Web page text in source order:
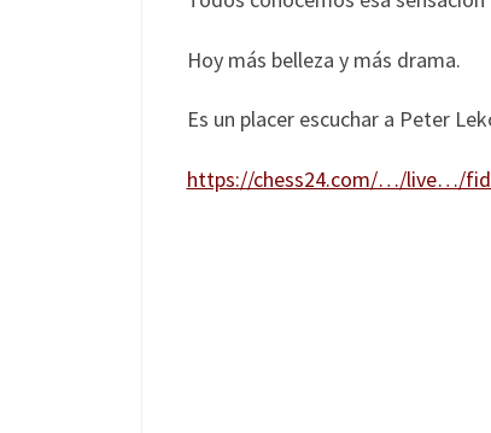
Hoy más belleza y más drama.
Es un placer escuchar a Peter
https://chess24.com/…/live…/